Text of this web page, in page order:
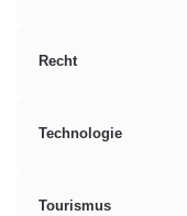
Recht
Technologie
Tourismus